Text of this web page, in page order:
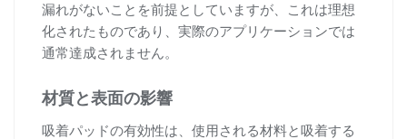
漏れがないことを前提としていますが、これは理想
化されたものであり、実際のアプリケーションでは
通常達成されません。
材質と表面の影響
吸着パッドの有効性は、使用される材料と吸着する